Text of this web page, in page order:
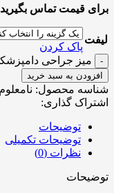
برای قیمت تماس بگیرید
لیفت
پاک کردن
میز جراحی
افزودن به سبد خرید
شناسه محصول: نامعلوم
اشتراک گذاری:
توضیحات
توضیحات تکمیلی
نظرات (0)
توضیحات